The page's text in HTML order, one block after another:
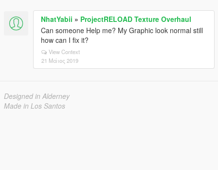
NhatYabii » ProjectRELOAD Texture Overhaul
Can someone Help me? My Graphic look normal still
how can I fix it?
View Context
21 Μάιος 2019
Designed in Alderney
Made in Los Santos